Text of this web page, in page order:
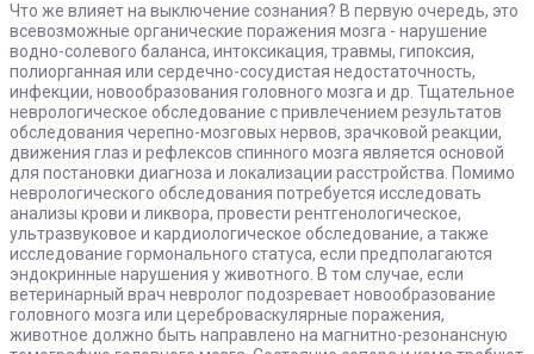
Что же влияет на выключение сознания? В первую очередь, это
всевозможные органические поражения мозга - нарушение
водно-солевого баланса, интоксикация, травмы, гипоксия,
полиорганная или сердечно-сосудистая недостаточность,
инфекции, новообразования головного мозга и др. Тщательное
неврологическое обследование с привлечением результатов
обследования черепно-мозговых нервов, зрачковой реакции,
движения глаз и рефлексов спинного мозга является основой
для постановки диагноза и локализации расстройства. Помимо
неврологического обследования потребуется исследовать
анализы крови и ликвора, провести рентгенологическое,
ультразвуковое и кардиологическое обследование, а также
исследование гормонального статуса, если предполагаются
эндокринные нарушения у животного. В том случае, если
ветеринарный врач невролог подозревает новообразование
головного мозга или цереброваскулярные поражения,
животное должно быть направлено на магнитно-резонансную